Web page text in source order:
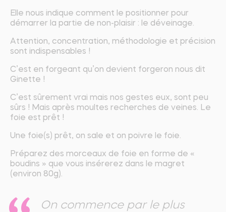
Elle nous indique comment le positionner pour
démarrer la partie de non-plaisir : le déveinage.
Attention, concentration, méthodologie et précision
sont indispensables !
C’est en forgeant qu’on devient forgeron nous dit
Ginette !
C’est sûrement vrai mais nos gestes eux, sont peu
sûrs ! Mais après moultes recherches de veines. Le
foie est prêt !
Une foie(s) prêt, on sale et on poivre le foie.
Préparez des morceaux de foie en forme de «
boudins » que vous insérerez dans le magret
(environ 80g).
On commence par le plus